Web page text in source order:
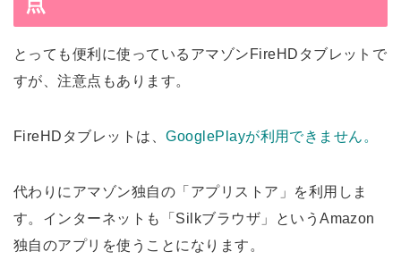
とっても便利に使っているアマゾンFireHDタブレットで
すが、注意点もあります。
FireHDタブレットは、GooglePlayが利用できません。
代わりにアマゾン独自の「アプリストア」を利用しま
す。インターネットも「Silkブラウザ」というAmazon
独自のアプリを使うことになります。